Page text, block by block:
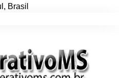
, Brasil